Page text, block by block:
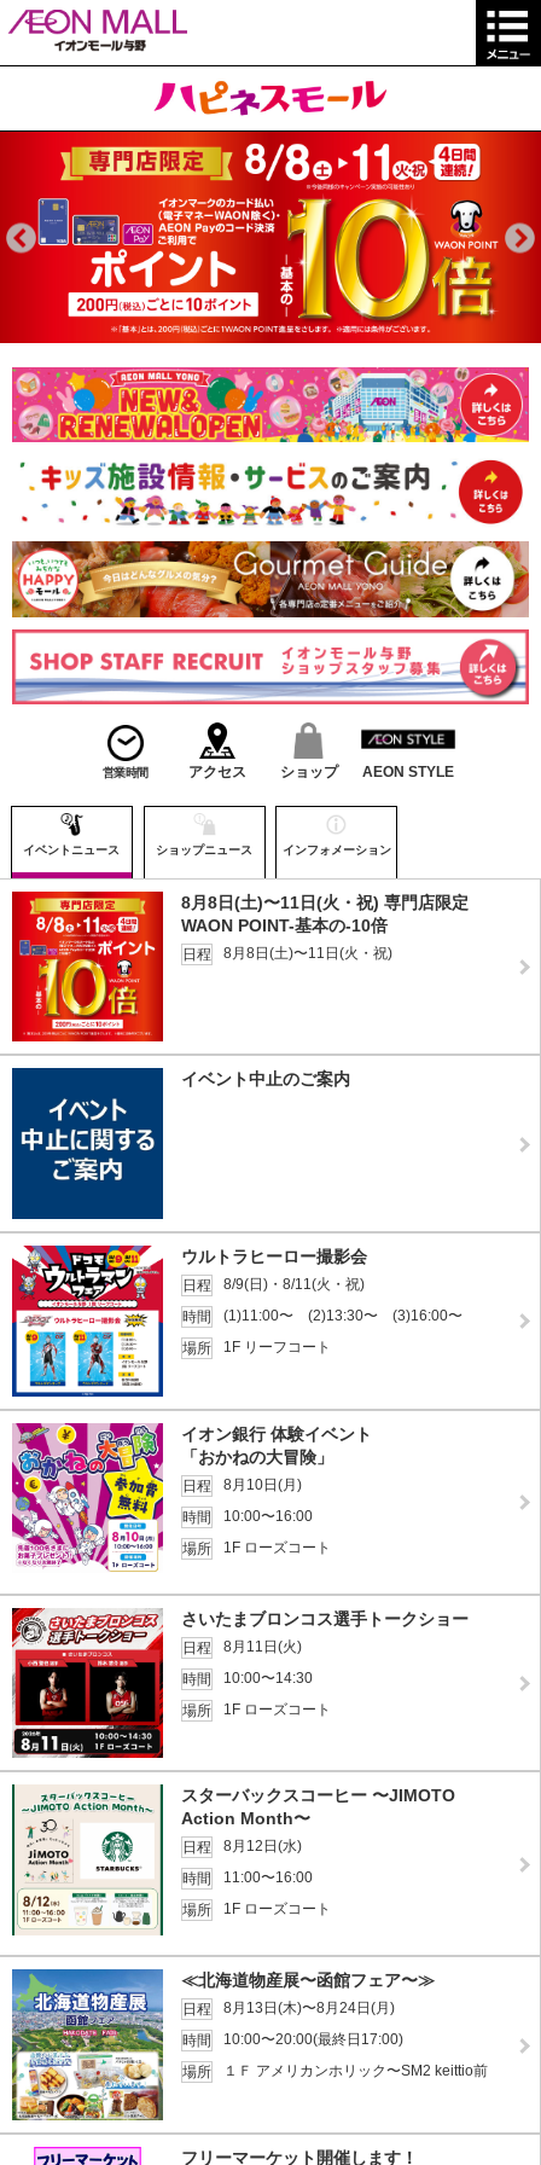
営業時間 アクセス ショップ AEON STYLE
イベントニュース ショップニュース インフォメーション
8月8日(土)〜11日(火・祝) 専門店限定
WAON POINT-基本の-10倍
日程 8月8日(土)〜11日(火・祝)
イベント中止のご案内
ウルトラヒーロー撮影会
日程
8/9(日)・8/11(火・祝)
時間
(1)11:00〜 (2)13:30〜 (3)16:00〜
場所
1F リーフコート
イオン銀行 体験イベント
「おかねの大冒険」
日程
8月10日(月)
時間
10:00〜16:00
場所
1F ローズコート
さいたまブロンコス選手トークショー
日程
8月11日(火)
時間
10:00〜14:30
場所
1F ローズコート
スターバックスコーヒー 〜JIMOTO
Action Month〜
日程
8月12日(水)
時間
11:00〜16:00
場所
1F ローズコート
≪北海道物産展〜函館フェア〜≫
日程
8月13日(木)〜8月24日(月)
時間
10:00〜20:00(最終日17:00)
場所
１Ｆ アメリカンホリック〜SM2 keittio前
フリーマーケット開催します！